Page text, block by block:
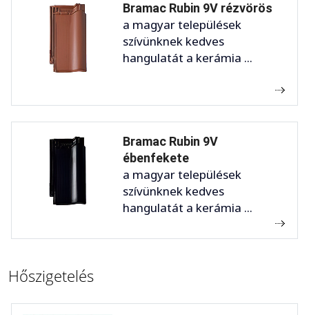
Bramac Rubin 9V rézvörös
a magyar települések
szívünknek kedves
hangulatát a kerámia ...
Bramac Rubin 9V
ébenfekete
a magyar települések
szívünknek kedves
hangulatát a kerámia ...
Hőszigetelés